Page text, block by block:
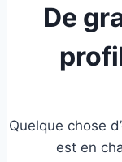
De
Quelque chose
est en